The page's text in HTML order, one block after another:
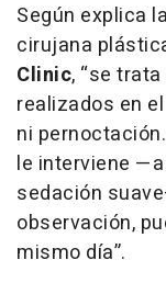
Según explica la
cirujana
Clinic, “se
realizados en
ni
le interviene
sedación
observación,
mismo día”.